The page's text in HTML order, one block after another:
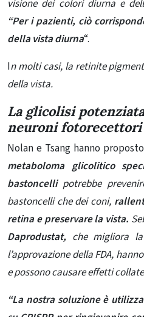
visione dei colori diurna e
“Per i pazienti, ciò
della vista diurna“.
In molti casi, la retinite
della vista.
La glicolisi
neuroni fotorecettori
Nolan e Tsang hanno
metaboloma glicolitico
bastoncellipotrebbe
bastoncelli che dei coni,
retina e preservare la vista.
Daprodustat, che migliora
l’approvazione della FDA,
e possono causare effetti
“La nostra soluzione è